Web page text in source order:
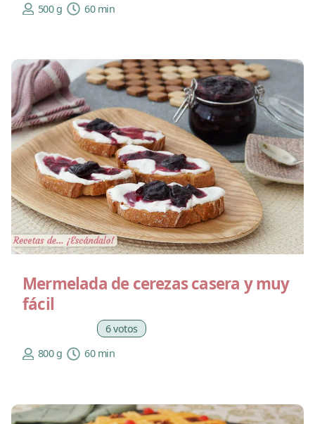
500 g
60 min
Mermelada de cerezas casera y muy
fácil
6 votos
800 g
60 min